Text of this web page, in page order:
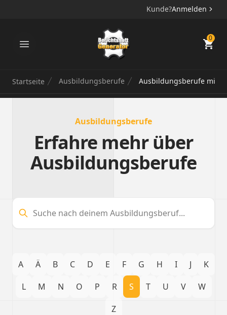
Kunde?Anmelden
Berichtsheft Generator 0
Startseite Ausbildungsberufe Ausbildungsberufe mit S
Ausbildungsberufe
Erfahre mehr über
Ausbildungsberufe
A Ä B C D E F G H I J
K
L
M N O P R S T U V
W
Z